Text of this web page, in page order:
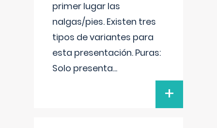
primer lugar las
nalgas/pies. Existen tres
tipos de variantes para
esta presentación. Puras:
Solo presenta...
+